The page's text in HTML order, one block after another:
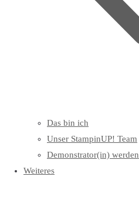
Das bin ich
Unser StampinUP! Team
Demonstrator(in) werden
Weiteres